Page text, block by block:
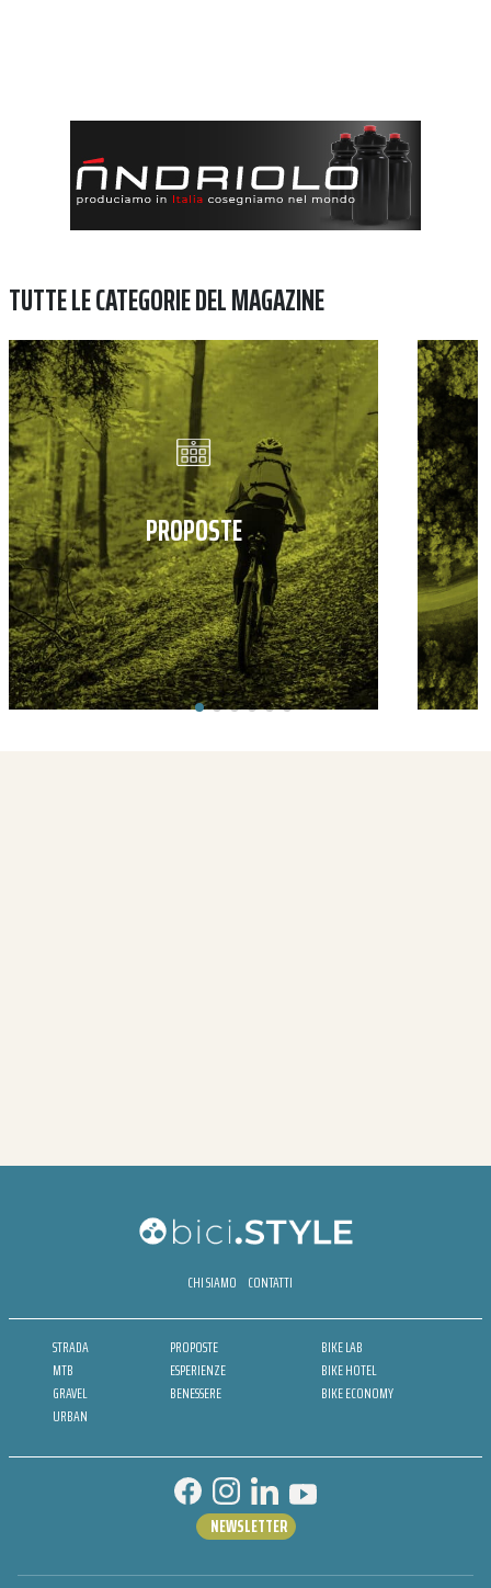
TUTTE LE CATEGORIE DEL MAGAZINE
PROPOSTE
CHI SIAMO CONTATTI
STRADA
MTB
GRAVEL
URBAN
PROPOSTE
ESPERIENZE
BENESSERE
BIKE LAB
BIKE HOTEL
BIKE ECONOMY
NEWSLETTER